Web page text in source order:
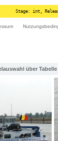
Stage: int,
über Tabelle